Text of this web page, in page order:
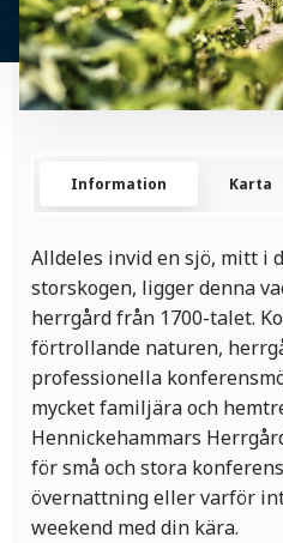
Information Karta
Alldeles invid en sjö, mitt i
storskogen, ligger denna
herrgård från 1700-talet.
förtrollande naturen,
professionella
mycket familjära och
Hennickehammars
för små och stora
övernattning eller varför
weekend med din kära.